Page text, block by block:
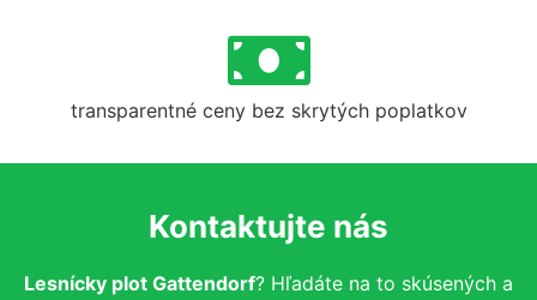
transparentné ceny bez skrytých poplatkov
Kontaktujte nás
Lesnícky plot Gattendorf? Hľadáte na to skúsených a